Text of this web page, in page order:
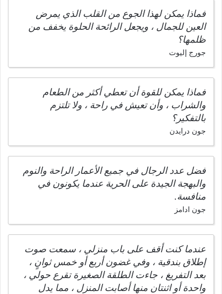
فماذا يمكن لهذا الجوع من القلب الذي يمرض
العين للجمال ، ويجعل الرائحة الحلوة يخفف من
ظلمها؟
جورج إليوت
فماذا يمكن للقوة أن تعطي أكثر من الطعام
والشراب ، وأن تعيش في راحة ، ولا تلتزم
بالتفكير؟
جون درايدن
فضل عدد الرجال في جميع الأعمار الراحة والنوم
والبهجة الجيدة على الحرية عندما يكونون في
منافسة.
جون ادامز
عندما كنت أقف على باب منزلي ، سمعت صوت
إطلاق بندقية ، وفي غضون أربع أو خمس ثوانٍ ،
بعد التفريغ ، جاءت الطلقة الصغيرة تقرع حولي ،
واحدة أو اثنتان منها أصابت المنزل ، مما يدل